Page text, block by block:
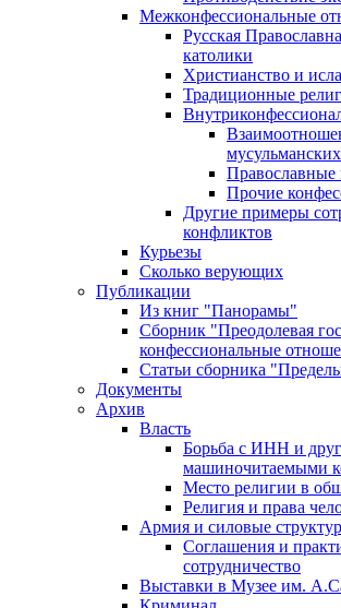
Межконфессиональные
Русская
католики
Христианство и
Традиционные
Прочие
Другие примеры
конфликтов
Курьезы
Сколько верующих
Публикации
Из книг "Панорамы"
Сборник "Преодолевая
конфессиональные
Статьи сборника
Документы
Архив
Власть
Борьба с ИНН и
машиночитаемыми
Место религии в
Религия и права
Армия и силовые
Соглашения и
сотрудничество
Выставки в Музее им.